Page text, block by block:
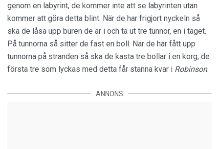
genom en labyrint, de kommer inte att se labyrinten utan
kommer att göra detta blint. När de har frigjort nyckeln så
ska de låsa upp buren de är i och ta ut tre tunnor, en i taget.
På tunnorna så sitter de fast en boll. När de har fått upp
tunnorna på stranden så ska de kasta tre bollar i en korg, de
första tre som lyckas med detta får stanna kvar i Robinson.
ANNONS